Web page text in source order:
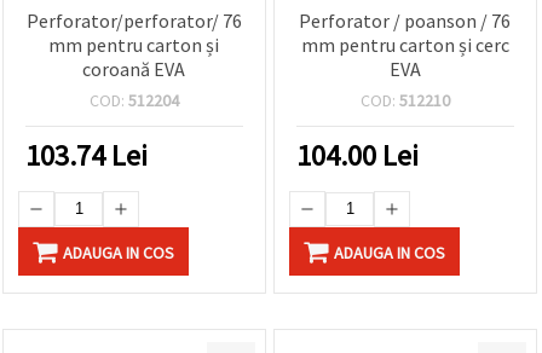
Perforator/perforator/ 76
mm pentru carton și
coroană EVA
COD: 512204
103.74Lei
ADAUGA IN COS
Perforator / poanson / 76
mm pentru carton și cerc
EVA
COD: 512210
104.00 Lei
ADAUGA IN COS